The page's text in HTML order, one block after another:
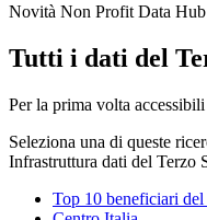
Novità Non Profit Data Hub
Tutti i dati del
Per la prima volta
Seleziona una di queste
Infrastruttura dati del Terzo
Top 10 beneficiari